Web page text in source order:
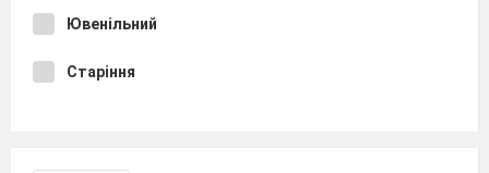
Ювенільний
Старіння